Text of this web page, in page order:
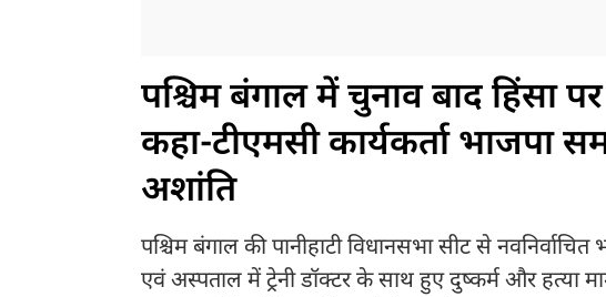
पश्चिम बंगाल में चुनाव बाद हिंसा
कहा-टीएमसी कार्यकर्ता भाजपा
अशांति
पश्चिम बंगाल की पानीहाटी विधानसभा सीट से
एवं अस्पताल में ट्रेनी डॉक्टर के साथ हुए दुष्कर्म और हत्या